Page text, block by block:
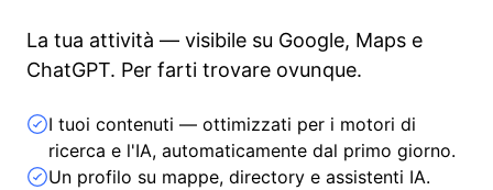
La tua attività — visibile su Google, Maps e
ChatGPT. Per farti trovare ovunque.
I tuoi contenuti — ottimizzati per i motori di
ricerca e l'IA, automaticamente dal primo giorno.
Un profilo su mappe, directory e assistenti IA.